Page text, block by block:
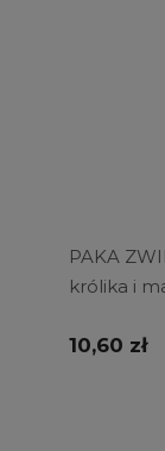
PAKA
królika i
10,60 zł